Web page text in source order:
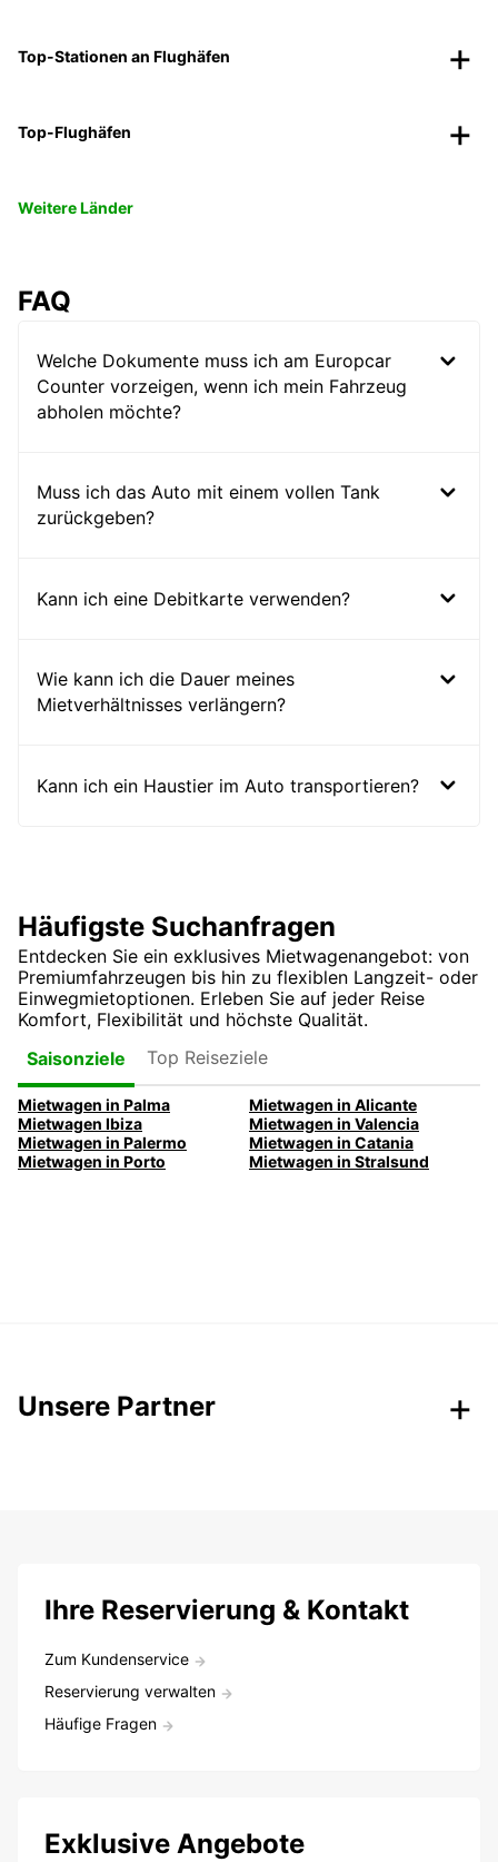
Top-Stationen an Flughäfen
Top-Flughäfen
Weitere Länder
FAQ
Welche Dokumente muss ich am Europcar
Counter vorzeigen, wenn ich mein Fahrzeug
abholen möchte?
Muss ich das Auto mit einem vollen Tank
zurückgeben?
Kann ich eine Debitkarte verwenden?
Wie kann ich die Dauer meines
Mietverhältnisses verlängern?
Kann ich ein Haustier im Auto transportieren?
Häufigste Suchanfragen
Entdecken Sie ein exklusives Mietwagenangebot: von
Premiumfahrzeugen bis hin zu flexiblen Langzeit- oder
Einwegmietoptionen. Erleben Sie auf jeder Reise
Komfort, Flexibilität und höchste Qualität.
Saisonziele
Top Reiseziele
Mietwagen in Palma
Mietwagen in Alicante
Mietwagen Ibiza
Mietwagen in Valencia
Mietwagen in Palermo
Mietwagen in Catania
Mietwagen in Porto
Mietwagen in Stralsund
Unsere Partner
Ihre Reservierung & Kontakt
Zum Kundenservice
Reservierung verwalten
Häufige Fragen
Exklusive Angebote